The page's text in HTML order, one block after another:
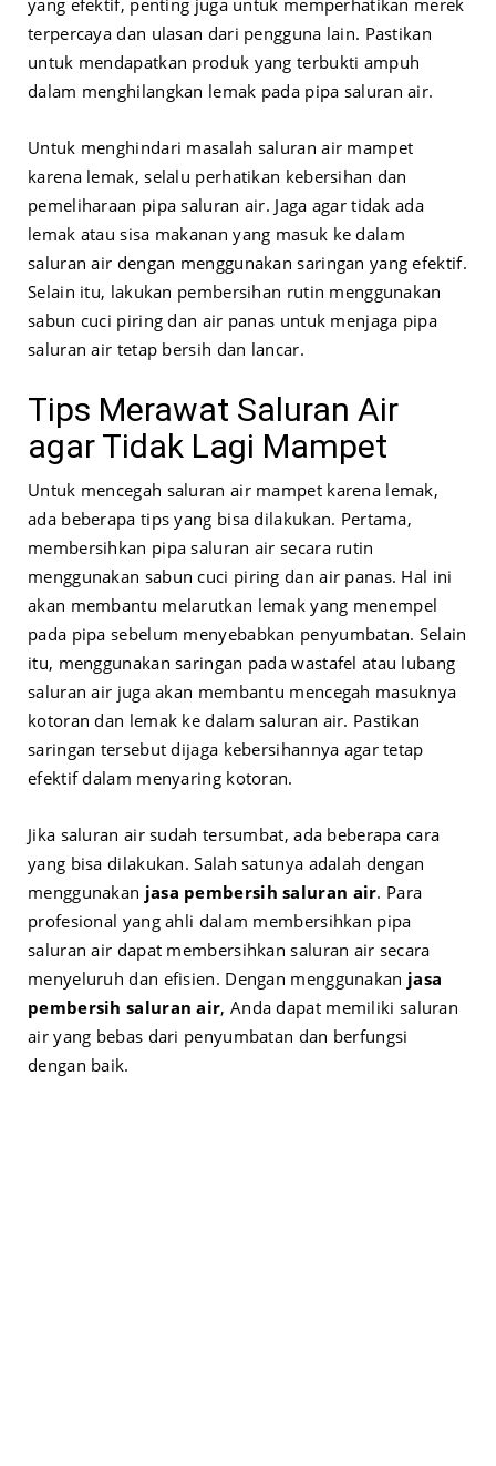
yang efektif, penting juga untuk memperhatikan merek
terpercaya dan ulasan dari pengguna lain. Pastikan
untuk mendapatkan produk yang terbukti ampuh
dalam menghilangkan lemak pada pipa saluran air.
Untuk menghindari masalah saluran air mampet
karena lemak, selalu perhatikan kebersihan dan
pemeliharaan pipa saluran air. Jaga agar tidak ada
lemak atau sisa makanan yang masuk ke dalam
saluran air dengan menggunakan saringan yang efektif.
Selain itu, lakukan pembersihan rutin menggunakan
sabun cuci piring dan air panas untuk menjaga pipa
saluran air tetap bersih dan lancar.
Tips Merawat Saluran Air
agar Tidak Lagi Mampet
Untuk mencegah saluran air mampet karena lemak,
ada beberapa tips yang bisa dilakukan. Pertama,
membersihkan pipa saluran air secara rutin
menggunakan sabun cuci piring dan air panas. Hal ini
akan membantu melarutkan lemak yang menempel
pada pipa sebelum menyebabkan penyumbatan. Selain
itu, menggunakan saringan pada wastafel atau lubang
saluran air juga akan membantu mencegah masuknya
kotoran dan lemak ke dalam saluran air. Pastikan
saringan tersebut dijaga kebersihannya agar tetap
efektif dalam menyaring kotoran.
Jika saluran air sudah tersumbat, ada beberapa cara
yang bisa dilakukan. Salah satunya adalah dengan
menggunakan jasa pembersih saluran air. Para
profesional yang ahli dalam membersihkan pipa
saluran air dapat membersihkan saluran air secara
menyeluruh dan efisien. Dengan menggunakan jasa
pembersih saluran air, Anda dapat memiliki saluran
air yang bebas dari penyumbatan dan berfungsi
dengan baik.